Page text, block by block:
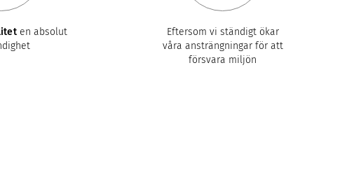
en absolut
Eftersom vi ständigt ökar
våra ansträngningar för att
försvara miljön